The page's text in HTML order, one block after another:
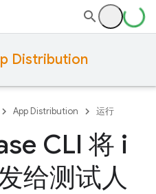
Distribution
App Distribution 运行
CLI 将 i
给测试人